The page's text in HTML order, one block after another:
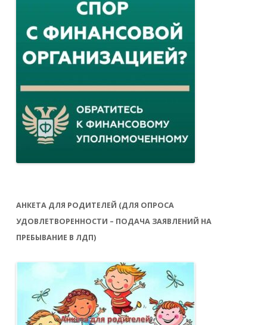
АНКЕТА ДЛЯ РОДИТЕЛЕЙ (ДЛЯ ОПРОСА
УДОВЛЕТВОРЕННОСТИ – ПОДАЧА ЗАЯВЛЕНИЙ НА
ПРЕБЫВАНИЕ В ЛДП)